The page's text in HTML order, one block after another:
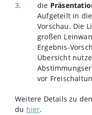
die
Aufgeteilt in
Vorschau. Die
großen
Ergebnis-
Übersicht
vor
Weitere Details zu
du hier.